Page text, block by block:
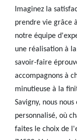
Imaginez la
prendre vie grâce
notre équipe
une réalisation à
savoir-faire
accompagnons à
minutieuse à la
Savigny, nous
personnalisé, où
faites le choix de